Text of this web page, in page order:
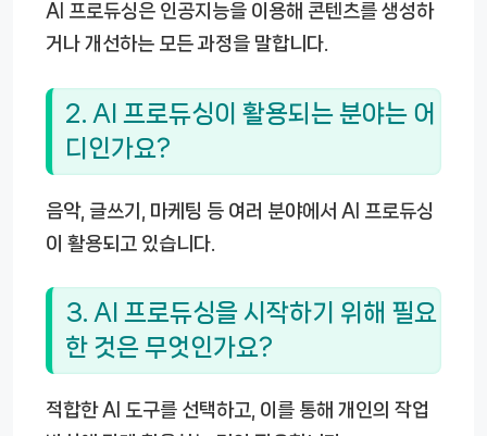
AI 프로듀싱은 인공지능을 이용해 콘텐츠를 생성하
거나 개선하는 모든 과정을 말합니다.
2. AI 프로듀싱이 활용되는 분야는 어
디인가요?
음악, 글쓰기, 마케팅 등 여러 분야에서 AI 프로듀싱
이 활용되고 있습니다.
3. AI 프로듀싱을 시작하기 위해 필요
한 것은 무엇인가요?
적합한 AI 도구를 선택하고, 이를 통해 개인의 작업